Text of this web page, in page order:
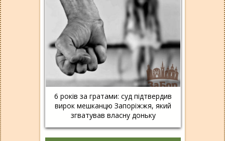
6 років за гратами: суд підтвердив
вирок мешканцю Запоріжжя, який
згватував власну доньку